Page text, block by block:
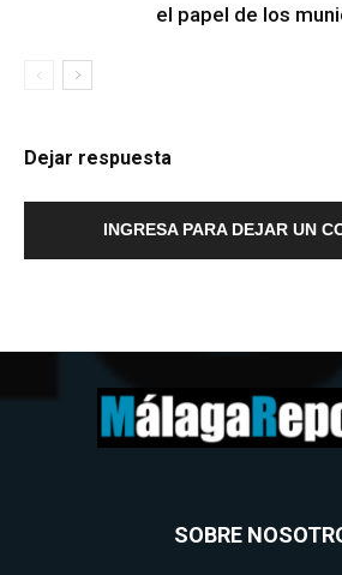
el papel de los
Dejar respuesta
INGRESA PARA DEJAR UN
SOBRE